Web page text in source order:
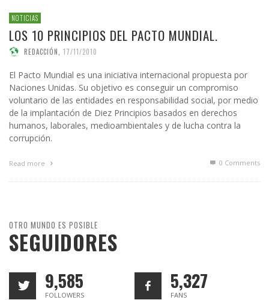
NOTICIAS
LOS 10 PRINCIPIOS DEL PACTO MUNDIAL.
REDACCIÓN 17/11/2010
El Pacto Mundial es una iniciativa internacional propuesta por
Naciones Unidas. Su objetivo es conseguir un compromiso
voluntario de las entidades en responsabilidad social, por medio
de la implantación de Diez Principios basados en derechos
humanos, laborales, medioambientales y de lucha contra la
corrupción.
Read more 0 Comments
OTRO MUNDO ES POSIBLE
SEGUIDORES
9,585
FOLLOWERS
5,327
FANS